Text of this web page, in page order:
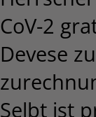
CoV-2
Devese
Selbt ist